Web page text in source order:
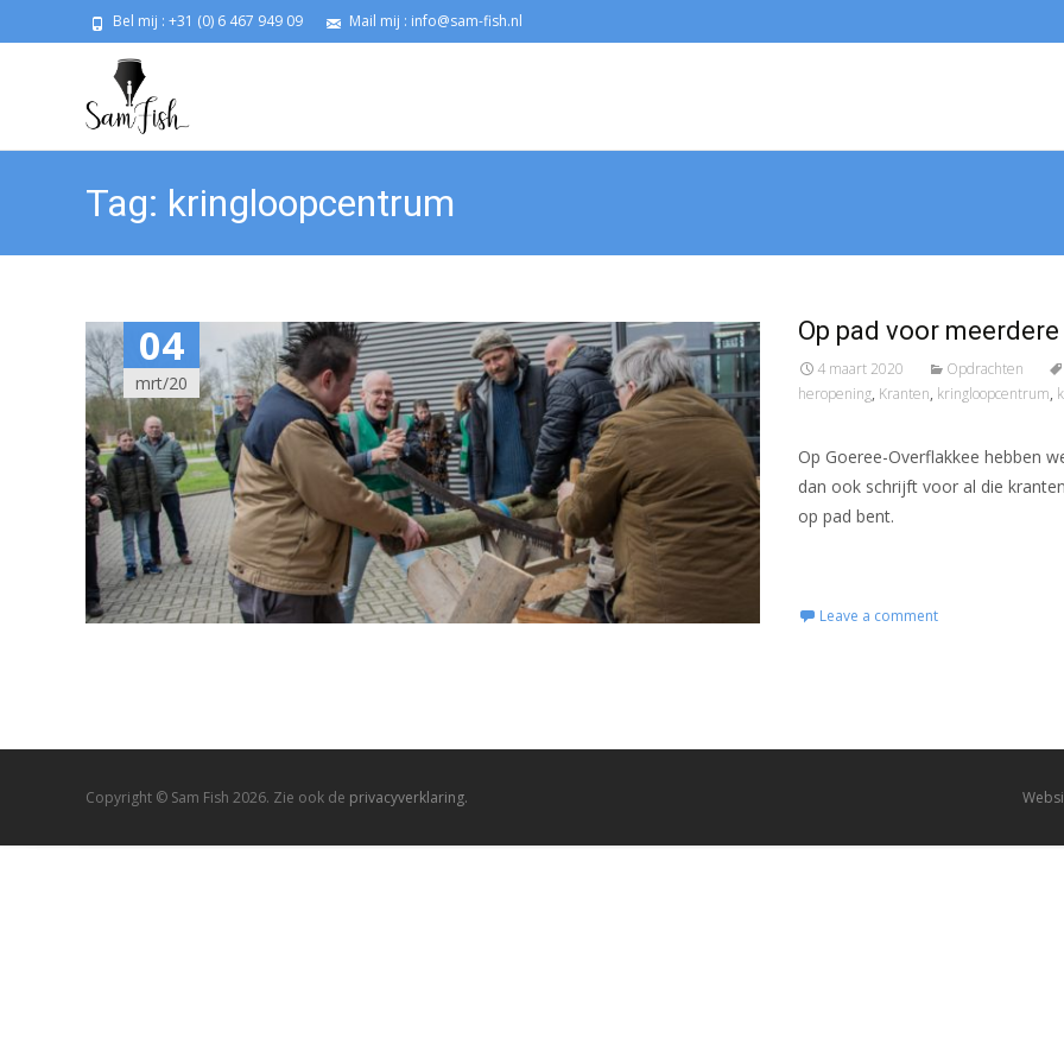
Bel mij : +31 (0) 6 467 949 09 Mail mij : info@sam-fish.nl
Tag: kringloopcentrum
04
mrt/20
Op pad voor
4 maart 2020 Opdrachten
heropening, Kranten, kringloopcentrum,
Op Goeree-Overflakkee hebben
dan ook schrijft voor al die
op pad bent.
Leave a comment
Copyright © Sam Fish 2026. Zie ook de privacyverklaring.